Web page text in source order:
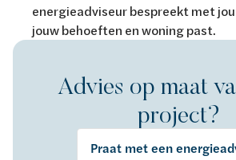
energieadviseur bespreekt met
jouw behoeften en woning past.
Advies op maat
project?
Praat met een